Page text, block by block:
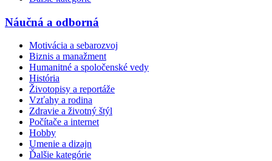
Náučná a odborná
Motivácia a sebarozvoj
Biznis a manažment
Humanitné a spoločenské vedy
História
Životopisy a reportáže
Vzťahy a rodina
Zdravie a životný štýl
Počítače a internet
Hobby
Umenie a dizajn
Ďalšie kategórie